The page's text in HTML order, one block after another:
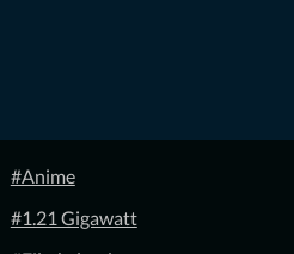
#Anime
#1.21 Gigawatt